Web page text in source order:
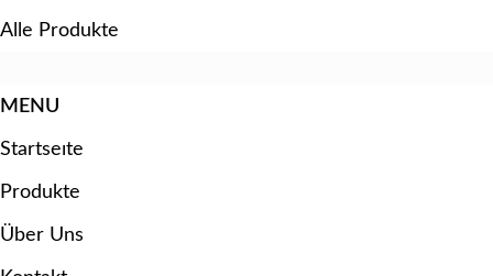
Alle Produkte
MENU
Startseıte
Produkte
Über Uns